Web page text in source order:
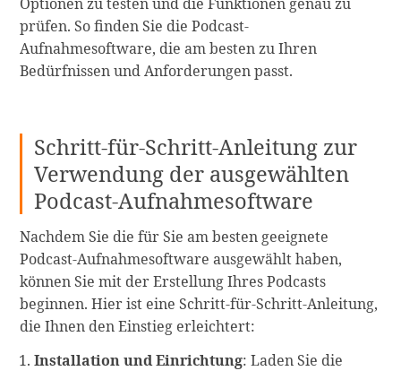
prüfen. So finden Sie die Podcast-
Aufnahmesoftware, die am besten zu Ihren
Bedürfnissen und Anforderungen passt.
Schritt-für-Schritt-Anleitung zur
Verwendung der ausgewählten
Podcast-Aufnahmesoftware
Nachdem Sie die für Sie am besten geeignete
Podcast-Aufnahmesoftware ausgewählt haben,
können Sie mit der Erstellung Ihres Podcasts
beginnen. Hier ist eine Schritt-für-Schritt-Anleitung,
die Ihnen den Einstieg erleichtert:
Installation und Einrichtung: Laden Sie die